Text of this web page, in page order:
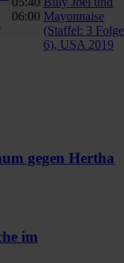
06:00 Mayonnaise
(Staffel: 3
6), USA 2019
gegen Hertha
im